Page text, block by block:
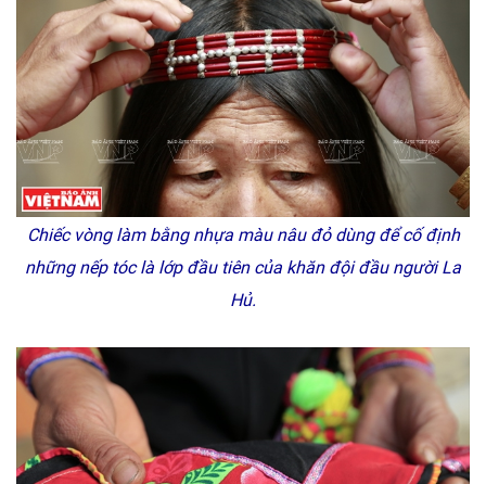
Chiếc vòng làm bằng nhựa màu nâu đỏ dùng để cố định
những nếp tóc là lớp đầu tiên của khăn đội đầu người La
Hủ.